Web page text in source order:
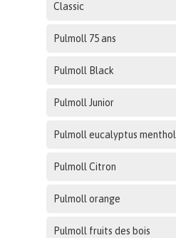
Classic
Pulmoll 75 ans
Pulmoll Black
Pulmoll Junior
Pulmoll eucalyptus menthol
Pulmoll Citron
Pulmoll orange
Pulmoll fruits des bois